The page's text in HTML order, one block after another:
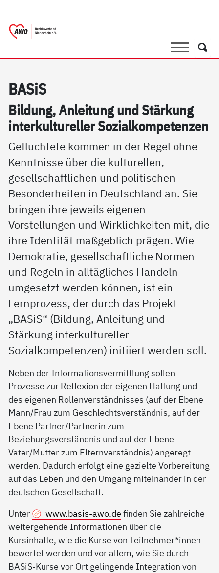
SucheSuche
BA­SiS
Bil­dung, An­lei­tung und Stär­kung
in­ter­kul­tu­rel­ler So­zial­kom­pe­ten­zen
Geflüchtete kommen in der Regel ohne
Kenntnisse über die kulturellen,
gesellschaftlichen und politischen
Besonderheiten in Deutschland an. Sie
bringen ihre jeweils eigenen
Vorstellungen und Wirklichkeiten mit, die
ihre Identität maßgeblich prägen. Wie
Demokratie, gesellschaftliche Normen
und Regeln in alltägliches Handeln
umgesetzt werden können, ist ein
Lernprozess, der durch das Projekt
„BASiS“ (Bildung, Anleitung und
Stärkung interkultureller
Sozialkompetenzen) initiiert werden soll.
Neben der Informationsvermittlung sollen
Prozesse zur Reflexion der eigenen Haltung und
des eigenen Rollenverständnisses (auf der Ebene
Mann/Frau zum Geschlechtsverständnis, auf der
Ebene Partner/Partnerin zum
Beziehungsverständnis und auf der Ebene
Vater/Mutter zum Elternverständnis) angeregt
werden. Dadurch erfolgt eine gezielte Vorbereitung
auf das Leben und den Umgang miteinander in der
deutschen Gesellschaft.
Unter
www.basis-awo.de finden Sie zahlreiche
weitergehende Informationen über die
Kursinhalte, wie die Kurse von Teilnehmer*innen
bewertet werden und vor allem, wie Sie durch
BASiS-Kurse vor Ort gelingende Integration von